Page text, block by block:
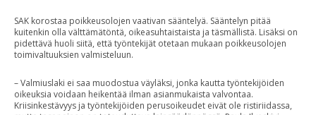
SAK korostaa poikkeusolojen vaativan sääntelyä. Sääntelyn pitää
kuitenkin olla välttämätöntä, oikeasuhtaistaista ja täsmällistä. Lisäksi on
pidettävä huoli siitä, että työntekijät otetaan mukaan poikkeusolojen
toimivaltuuksien valmisteluun.
– Valmiuslaki ei saa muodostua väyläksi, jonka kautta työntekijöiden
oikeuksia voidaan heikentää ilman asianmukaista valvontaa.
Kriisinkestävyys ja työntekijöiden perusoikeudet eivät ole ristiriidassa,